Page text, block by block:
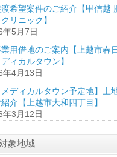
希望案件のご紹介【甲信越
リニック】
年5月7日
用借地のご案内【上越市春
ディカルタウン】
年4月13日
メディカルタウン予定地】土
紹介【上越市大和四丁目】
年3月12日
象地域